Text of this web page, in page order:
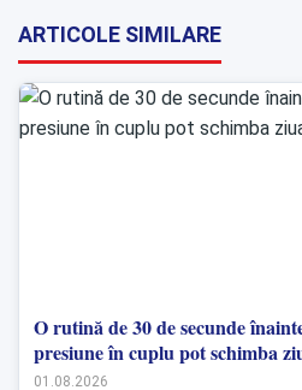
ARTICOLE SIMILARE
O rutină de 30 de secunde
presiune în cuplu pot schimba
01.08.2026